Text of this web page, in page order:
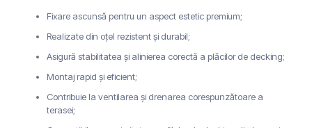
Fixare ascunsă pentru un aspect estetic premium;
Realizate din oțel rezistent și durabil;
Asigură stabilitatea și alinierea corectă a plăcilor de decking;
Montaj rapid și eficient;
Contribuie la ventilarea și drenarea corespunzătoare a
terasei;